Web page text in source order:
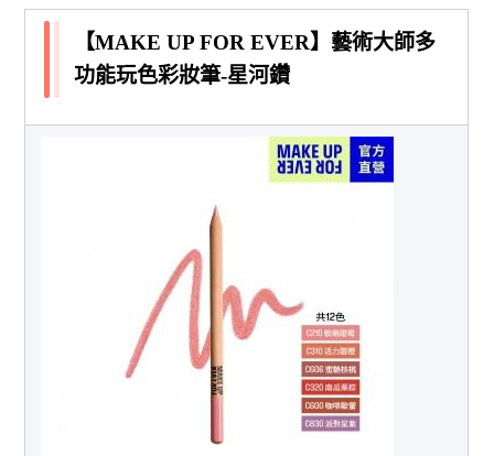
【MAKE UP FOR EVER】藝術大師多
功能玩色彩妝筆-星河鑽